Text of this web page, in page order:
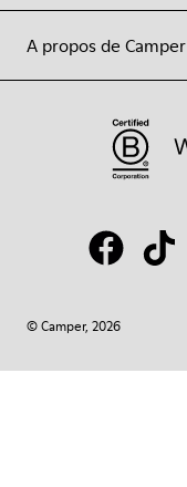
A propos de Camper
© Camper, 2026